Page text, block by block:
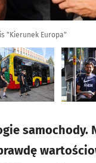
"Kierunek Europa"